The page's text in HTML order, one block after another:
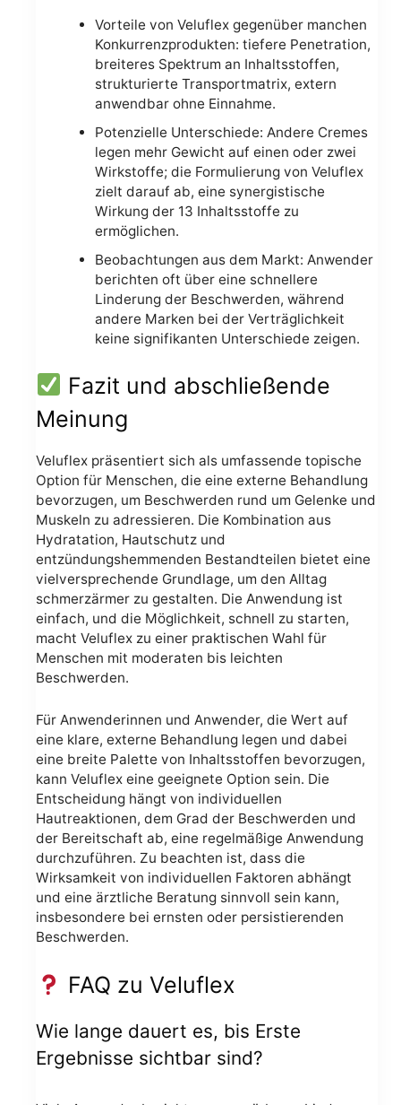
Vorteile von Veluflex gegenüber manchen
Konkurrenzprodukten: tiefere Penetration,
breiteres Spektrum an Inhaltsstoffen,
strukturierte Transportmatrix, extern
anwendbar ohne Einnahme.
Potenzielle Unterschiede: Andere Cremes
legen mehr Gewicht auf einen oder zwei
Wirkstoffe; die Formulierung von Veluflex
zielt darauf ab, eine synergistische
Wirkung der 13 Inhaltsstoffe zu
ermöglichen.
Beobachtungen aus dem Markt: Anwender
berichten oft über eine schnellere
Linderung der Beschwerden, während
andere Marken bei der Verträglichkeit
keine signifikanten Unterschiede zeigen.
Fazit und abschließende
Meinung
Veluflex präsentiert sich als umfassende topische
Option für Menschen, die eine externe Behandlung
bevorzugen, um Beschwerden rund um Gelenke und
Muskeln zu adressieren. Die Kombination aus
Hydratation, Hautschutz und
entzündungshemmenden Bestandteilen bietet eine
vielversprechende Grundlage, um den Alltag
schmerzärmer zu gestalten. Die Anwendung ist
einfach, und die Möglichkeit, schnell zu starten,
macht Veluflex zu einer praktischen Wahl für
Menschen mit moderaten bis leichten
Beschwerden.
Für Anwenderinnen und Anwender, die Wert auf
eine klare, externe Behandlung legen und dabei
eine breite Palette von Inhaltsstoffen bevorzugen,
kann Veluflex eine geeignete Option sein. Die
Entscheidung hängt von individuellen
Hautreaktionen, dem Grad der Beschwerden und
der Bereitschaft ab, eine regelmäßige Anwendung
durchzuführen. Zu beachten ist, dass die
Wirksamkeit von individuellen Faktoren abhängt
und eine ärztliche Beratung sinnvoll sein kann,
insbesondere bei ernsten oder persistierenden
Beschwerden.
FAQ zu Veluflex
Wie lange dauert es, bis Erste
Ergebnisse sichtbar sind?